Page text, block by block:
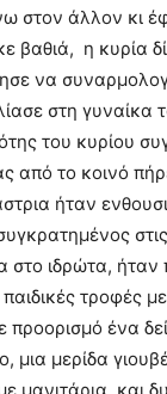
στον άλλον κι
βαθιά, η κυρία
να
στη
του κυρίου
από το κοινό
ήταν
ιδρώτα, ήταν
τροφές
προορισμό ένα
μερίδα